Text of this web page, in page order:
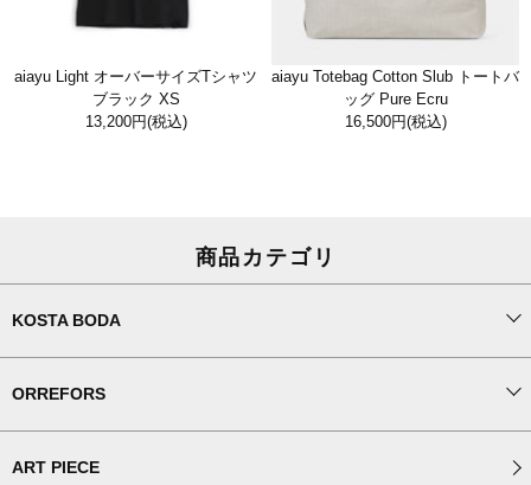
aiayu Light オーバーサイズTシャツ
ブラック XS
13,200円(税込)
aiayu Totebag Cotton Slub トートバ
ッグ Pure Ecru
16,500円(税込)
商品カテゴリ
KOSTA BODA
ORREFORS
ART PIECE